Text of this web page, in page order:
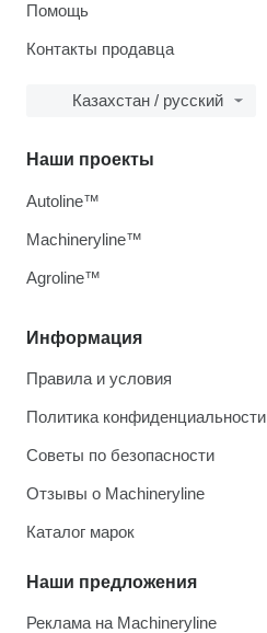
Помощь
Контакты продавца
Казахстан / русский
Информация
Правила и условия
Политика конфиденциальности
Советы по безопасности
Отзывы о Machineryline
Каталог марок
Наши предложения
Реклама на Machineryline
Наши проекты
Autoline™
Machineryline™
Agroline™